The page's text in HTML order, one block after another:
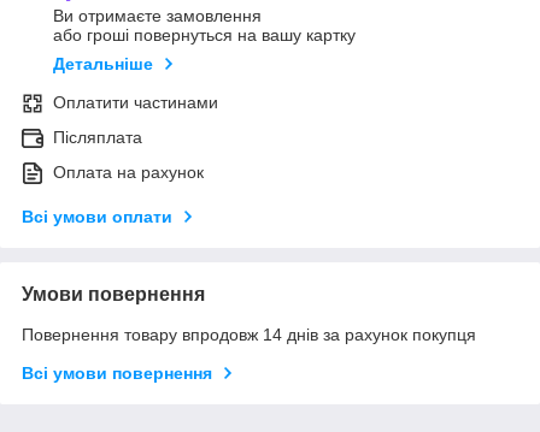
Ви отримаєте замовлення
або гроші повернуться на вашу картку
Детальніше
Оплатити частинами
Післяплата
Оплата на рахунок
Всі умови оплати
Умови повернення
Повернення товару впродовж 14 днів за рахунок покупця
Всі умови повернення